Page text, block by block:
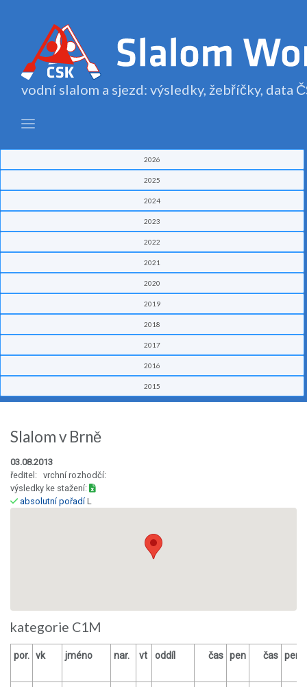
vodní slalom a sjezd: výsledky, žebříčky, data
2026
2025
2024
2023
2022
2021
2020
2019
2018
2017
2016
2015
Slalom v Brně
03.08.2013
ředitel: vrchní rozhodčí:
výsledky ke stažení:
absolutní pořadíL
kategorie C1M
por. vk jméno nar. vt oddíl čas pen čas pen